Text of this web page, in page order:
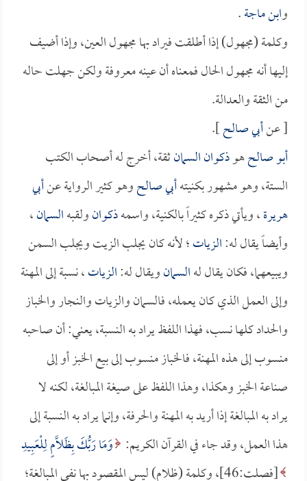
وابن ماجة.
وكلمة (مجهول) إذا أطلقت فيراد بها مجهول العين، وإذا أضيف
إليها أنه مجهول الحال فمعناه أن عينه معروفة ولكن جهلت حاله
من الثقة والعدالة.
[ عنأبي صالح].
أبو صالحهوذكوان السمانثقة، أخرج له أصحاب الكتب
الستة، وهو مشهور بكنيتهأبي صالحوهو كثير الرواية عنأبي
هريرة، ويأتي ذكره كثيراً بالكنية، واسمهذكوانولقبهالسمان،
وأيضاً يقال له:الزيات؛ لأنه كان يجلب الزيت ويجلب السمن
ويبيعهما، فكان يقال لهالسمانويقال له:الزيات، نسبة إلى المهنة
وإلى العمل الذي كان يعمله، فالسمان والزيات والنجار والخباز
والحداد كلها نسب، فهذا اللفظ يراد به النسبة، يعني: أن صاحبه
منسوب إلى هذه المهنة، فالخباز منسوب إلى بيع الخبز أو إلى
صناعة الخبز وهكذا، وهذا اللفظ على صيغة المبالغة، لكنه لا
يراد به المبالغة إذا أريد به المهنة والحرفة، وإنما يراد به النسبة إلى
هذا العمل، وقد جاء في القرآن الكريم: وَمَا رَبُّكَ بِظَلَّامٍ لِلْعَبِيدِ
[فصلت:46]، وكلمة (ظلام) ليس المقصود بها نفي المبالغة؛